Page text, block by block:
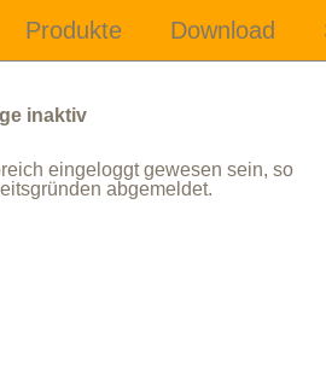
inaktiv
eingeloggt gewesen sein, so
abgemeldet.